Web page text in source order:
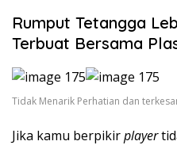
Rumput Tetangga
Terbuat Bersama
Tidak Menarik Perhatian dan
Jika kamu berpikirplayer